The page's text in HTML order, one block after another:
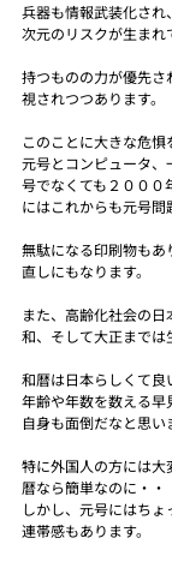
兵器も情報武装化さ
次元のリスクが生まれ
持つものの力が優先
視されつつあります。
このことに大きな危惧
元号とコンピュータ
号でなくても２０００
にはこれからも元号問
無駄になる印刷物もあ
直しにもなります。
また、高齢化社会の
和、そして大正までは
和暦は日本らしくて良
年齢や年数を数える早
自身も面倒だなと思い
特に外国人の方には大
暦なら簡単なのに・・
しかし、元号にはち
連帯感もあります。